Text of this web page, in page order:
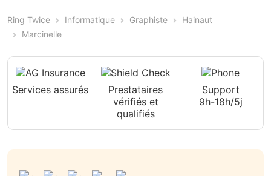
Ring Twice Informatique Graphiste
Hainaut
Marcinelle
Services assurés
Prestataires
vérifiés et
qualifiés
Support
9h-18h/5j